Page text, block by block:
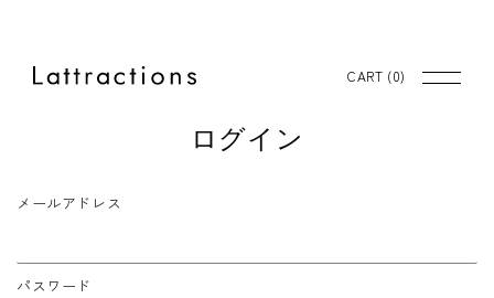
CART (0)
ログイン
メールアドレス
パスワード